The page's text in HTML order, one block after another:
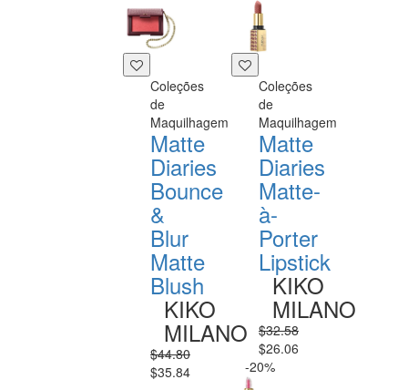
Coleções
de
Maquilhagem
Matte
Diaries
Bounce
&
Blur
Matte
Blush
KIKO
MILANO
$44.80
$35.84
Coleções
de
Maquilhagem
Matte
Diaries
Matte-
à-
Porter
Lipstick
KIKO
MILANO
$32.58
$26.06
-20%